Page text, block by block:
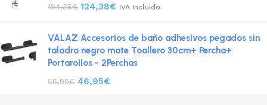
194,35€ 124,38€ IVA Incluido.
VALAZ Accesorios de baño adhesivos pegados sin
taladro negro mate Toallero 30cm+ Percha+
Portarollos - 2Perchas
56,95€ 46,95€